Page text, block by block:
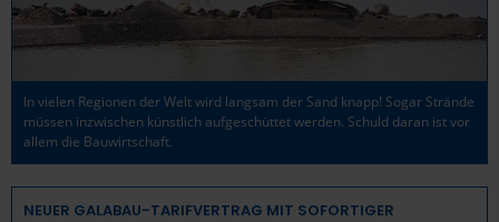
In vielen Regionen der Welt wird langsam der Sand knapp! Sogar Strände
müssen inzwischen künstlich aufgeschüttet werden. Schuld daran ist vor
allem die Bauwirtschaft.
NEUER GALABAU-TARIFVERTRAG MIT SOFORTIGER